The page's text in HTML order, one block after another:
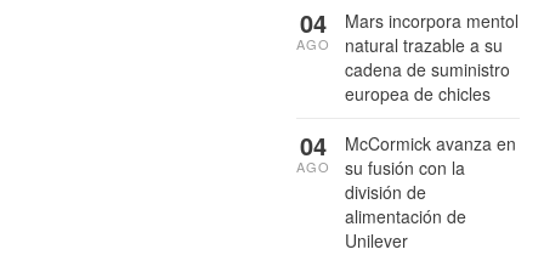
Mars incorpora mentol
natural trazable a su
cadena de suministro
europea de chicles
04
AGO
McCormick avanza en
su fusión con la
división de
alimentación de
Unilever
04
AGO